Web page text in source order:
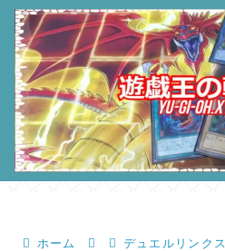
ホーム デュエルリンクス